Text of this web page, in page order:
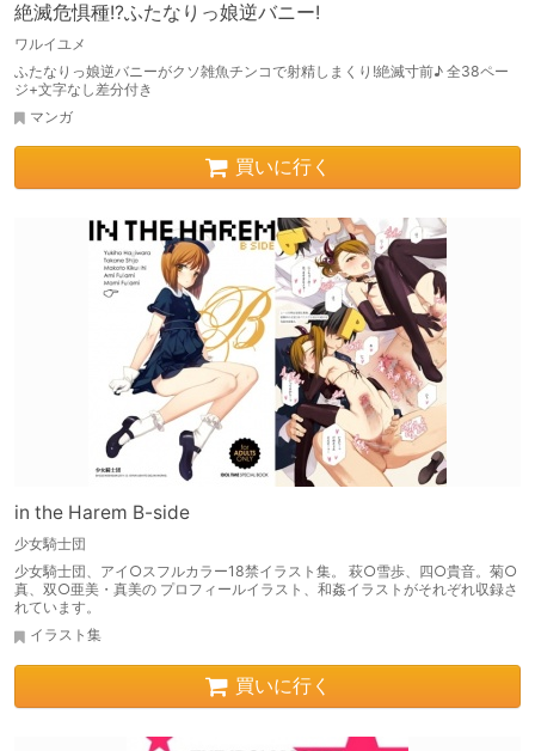
絶滅危惧種!?ふたなりっ娘逆バニー!
ワルイユメ
ふたなりっ娘逆バニーがクソ雑魚チンコで射精しまくり!絶滅寸前♪ 全38ペー
ジ+文字なし差分付き
マンガ
買いに行く
in the Harem B-side
少女騎士団
少女騎士団、アイ○スフルカラー18禁イラスト集。 萩○雪歩、四○貴音。菊○
真、双○亜美・真美の プロフィールイラスト、和姦イラストがそれぞれ収録さ
れています。
イラスト集
買いに行く